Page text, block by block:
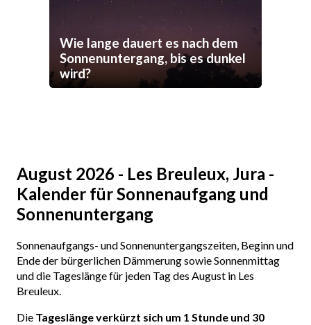
Wie lange dauert es nach dem
Sonnenuntergang, bis es dunkel
wird?
August 2026 - Les Breuleux, Jura -
Kalender für Sonnenaufgang und
Sonnenuntergang
Sonnenaufgangs- und Sonnenuntergangszeiten, Beginn und
Ende der bürgerlichen Dämmerung sowie Sonnenmittag
und die Tageslänge für jeden Tag des August in Les
Breuleux.
Die Tageslänge verkürzt sich um 1 Stunde und 30